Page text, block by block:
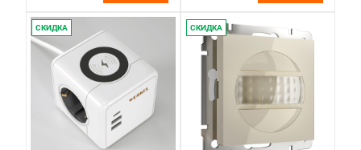
4690389201752
СКИДКА СКИДКА